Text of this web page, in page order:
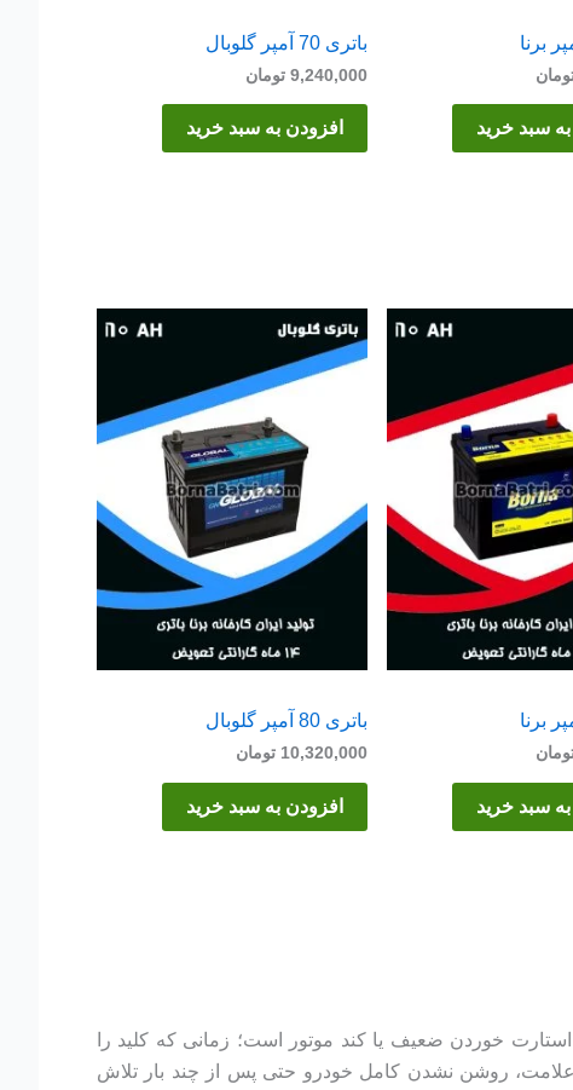
سبد خرید
باتری 70 آمپر گلوبال
9,240,000 تومان
افزودن به سبد خرید
سبد خرید
باتری 80 آمپر گلوبال
10,320,000 تومان
افزودن به سبد خرید
خوردن ضعیف یا کند موتور است؛ زمانی که کلید را
روشن نشدن کامل خودرو حتی پس از چند بار تلاش